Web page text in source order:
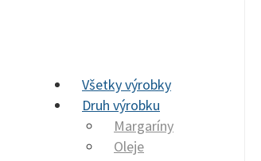
Všetky výrobky
Druh výrobku
Margaríny
Oleje